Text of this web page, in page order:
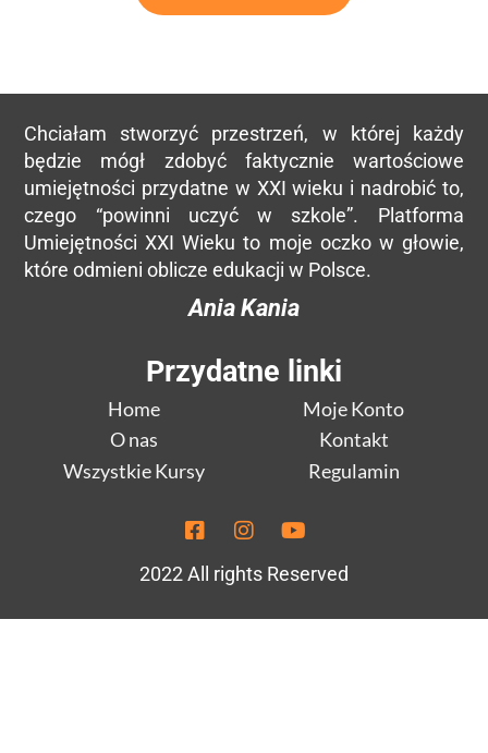
Chciałam stworzyć przestrzeń, w której każdy
będzie mógł zdobyć faktycznie wartościowe
umiejętności przydatne w XXI wieku i nadrobić to,
czego “powinni uczyć w szkole”. Platforma
Umiejętności XXI Wieku to moje oczko w głowie,
które odmieni oblicze edukacji w Polsce.
Ania Kania
Przydatne linki
Home
O nas
Wszystkie Kursy
Moje Konto
Kontakt
Regulamin
2022 All rights Reserved